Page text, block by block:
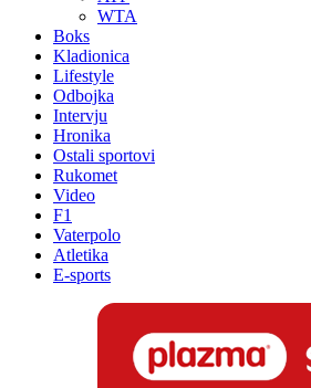
WTA
Boks
Kladionica
Lifestyle
Odbojka
Intervju
Hronika
Ostali sportovi
Rukomet
Video
F1
Vaterpolo
Atletika
E-sports